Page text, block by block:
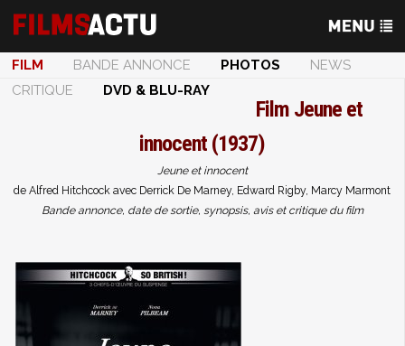
FILM BANDE ANNONCE PHOTOS
NEWS
CRITIQUE
DVD & BLU-RAY
Film Jeune et
innocent (1937)
Jeune et innocent
de Alfred Hitchcock avec Derrick De Marney, Edward Rigby, Marcy Marmont
Bande annonce, date de sortie, synopsis, avis et critique du film